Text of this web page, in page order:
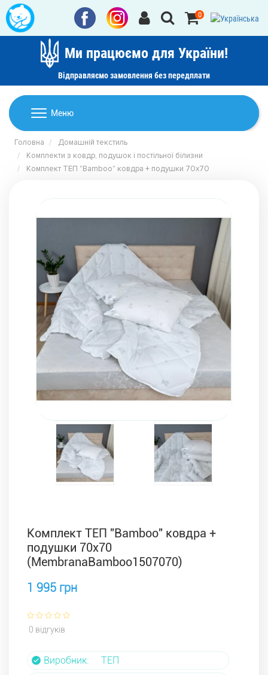
Ми працюємо для України!
Відправляємо замовлення без передплати
0
Меню
Домашній текстиль
Ковдри
Подушки
Пледи
Наматрацники
Комплекти з ковдр, подушок і постільної білизни
Дитячі товари
Акції
Головна
Домашній текстиль
Комплекти з ковдр, подушок і постільної білизни
Комплект ТЕП "Bamboo" ковдра + подушки 70х70
Комплект ТЕП "Bamboo" ковдра +
подушки 70х70
(МembranаBamboo1507070)
1 995 грн
0 відгуків
Виробник:
ТЕП